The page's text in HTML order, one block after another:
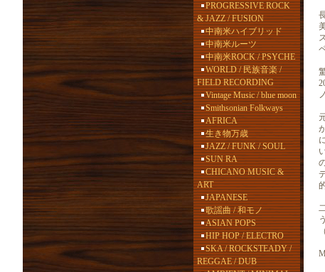
PROGRESSIVE ROCK
& JAZZ / FUSION
中南米ハイブリッド
中南米ルーツ
中南米ROCK / PSYCHE
WORLD / 民族音楽 /
FIELD RECORDING
Vintage Music / blue moon
Smithsonian Folkways
AFRICA
生き物万歳
JAZZ / FUNK / SOUL
SUN RA
CHICANO MUSIC &
ART
JAPANESE
歌謡曲 / 和モノ
ASIAN POPS
HIP HOP / ELECTRO
SKA / ROCKSTEADY /
REGGAE / DUB
（